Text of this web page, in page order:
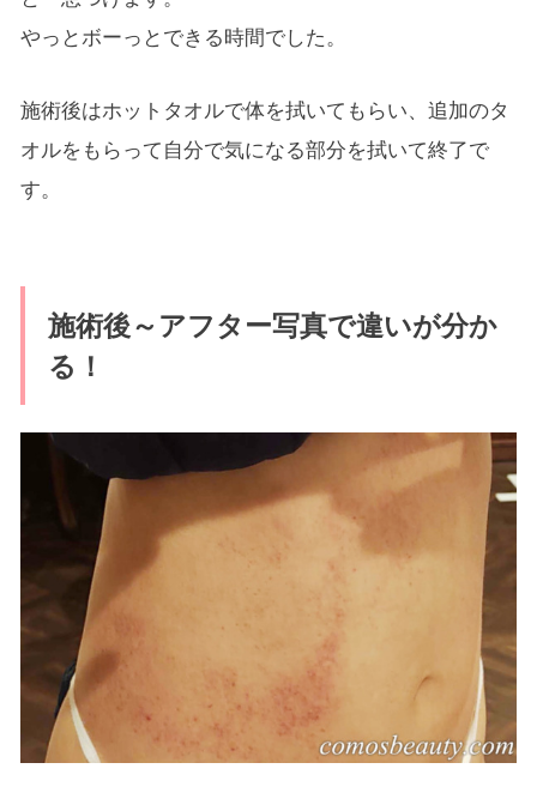
やっとボーっとできる時間でした。
施術後はホットタオルで体を拭いてもらい、追加のタ
オルをもらって自分で気になる部分を拭いて終了で
す。
施術後～アフター写真で違いが分か
る！